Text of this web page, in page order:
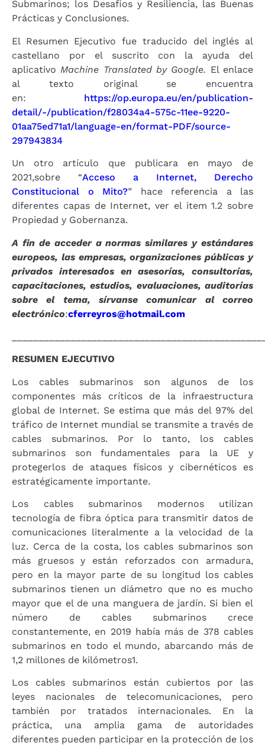
Submarinos; los Desafios y Resiliencia, las Buenas
Prácticas y Conclusiones.
El Resumen Ejecutivo fue traducido del inglés al
castellano por el suscrito con la ayuda del
aplicativo Machine Translated by Google. El enlace
al texto original se encuentra
en: https://op.europa.eu/en/publication-
detail/-/publication/f28034a4-575c-11ee-9220-
01aa75ed71a1/language-en/format-PDF/source-
297943834
Un otro artículo que publicara en mayo de
2021,sobre “Acceso a Internet, Derecho
Constitucional o Mito?” hace referencia a las
diferentes capas de Internet, ver el item 1.2 sobre
Propiedad y Gobernanza.
A fin de acceder a normas similares y estándares
europeos, las empresas, organizaciones públicas y
privados interesados en asesorías, consultorías,
capacitaciones, estudios, evaluaciones, auditorías
sobre el tema, sírvanse comunicar al correo
electrónico:cferreyros@hotmail.com
RESUMEN EJECUTIVO
Los cables submarinos son algunos de los
componentes más críticos de la infraestructura
global de Internet. Se estima que más del 97% del
tráfico de Internet mundial se transmite a través de
cables submarinos. Por lo tanto, los cables
submarinos son fundamentales para la UE y
protegerlos de ataques físicos y cibernéticos es
estratégicamente importante.
Los cables submarinos modernos utilizan
tecnología de fibra óptica para transmitir datos de
comunicaciones literalmente a la velocidad de la
luz. Cerca de la costa, los cables submarinos son
más gruesos y están reforzados con armadura,
pero en la mayor parte de su longitud los cables
submarinos tienen un diámetro que no es mucho
mayor que el de una manguera de jardín. Si bien el
número de cables submarinos crece
constantemente, en 2019 había más de 378 cables
submarinos en todo el mundo, abarcando más de
1,2 millones de kilómetros1.
Los cables submarinos están cubiertos por las
leyes nacionales de telecomunicaciones, pero
también por tratados internacionales. En la
práctica, una amplia gama de autoridades
diferentes pueden participar en la protección de los